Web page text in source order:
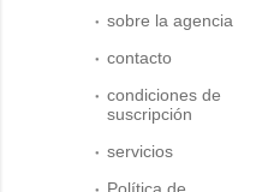
sobre la agencia
contacto
condiciones de
suscripción
servicios
Política de